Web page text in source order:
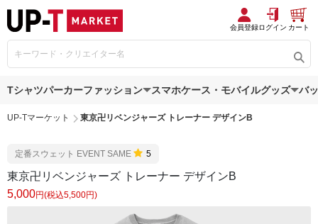
会員登録ログイン カート
Tシャツパーカーファッション スマホケース・モバイルグッズ バ
UP-Tマーケット 東京卍リベンジャーズ トレーナー デザインB
定番スウェット EVENT SAME 5
東京卍リベンジャーズ トレーナー デザインB
5,000円(税込5,500円)